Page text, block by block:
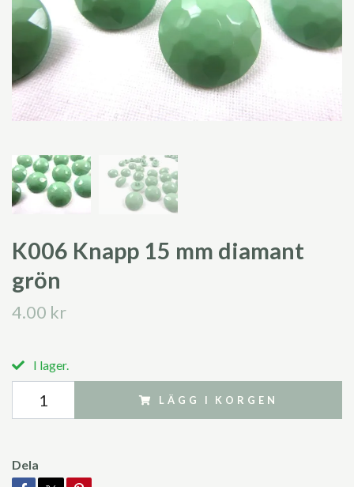
K006 Knapp 15 mm diamant
grön
4.00 kr
I lager.
LÄGG I KORGEN
Dela